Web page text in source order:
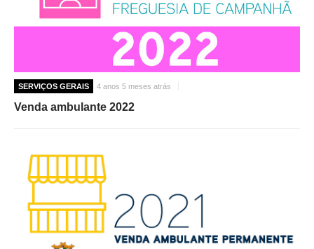
SERVIÇOS GERAIS 4 anos 5 meses atrás
Venda ambulante 2022